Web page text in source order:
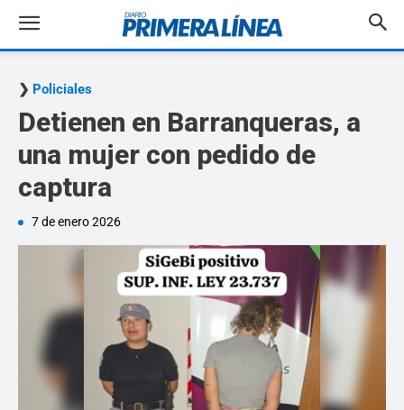
Policiales
Detienen en Barranqueras, a
una mujer con pedido de
captura
7 de enero 2026